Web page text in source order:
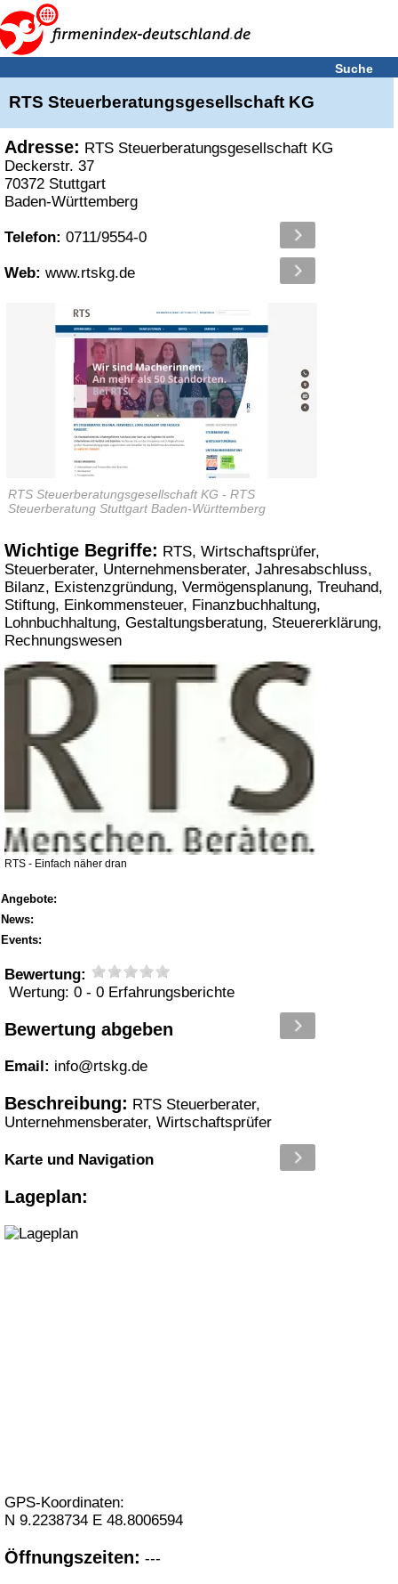
Suche
RTS Steuerberatungsgesellschaft KG
Adresse: RTS Steuerberatungsgesellschaft KG
Deckerstr. 37
70372 Stuttgart
Baden-Württemberg
Telefon: 0711/9554-0
Web: www.rtskg.de
RTS Steuerberatungsgesellschaft KG - RTS
Steuerberatung Stuttgart Baden-Württemberg
Wichtige Begriffe: RTS, Wirtschaftsprüfer,
Steuerberater, Unternehmensberater, Jahresabschluss,
Bilanz, Existenzgründung, Vermögensplanung, Treuhand,
Stiftung, Einkommensteuer, Finanzbuchhaltung,
Lohnbuchhaltung, Gestaltungsberatung, Steuererklärung,
Rechnungswesen
RTS - Einfach näher dran
Angebote:
News:
Events:
Bewertung:
Wertung: 0 - 0 Erfahrungsberichte
Bewertung abgeben
Email: info@rtskg.de
Beschreibung: RTS Steuerberater,
Unternehmensberater, Wirtschaftsprüfer
Karte und Navigation
Lageplan:
GPS-Koordinaten:
N 9.2238734 E 48.8006594
Öffnungszeiten: ---